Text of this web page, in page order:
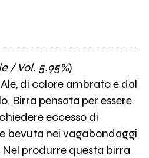
/ Vol. 5.95%)
di colore ambrato e dal
Birra pensata per essere
eccesso di
bevuta nei vagabondaggi
Nel produrre questa birra